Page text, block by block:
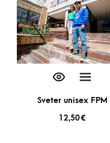
Sveter unisex FPM
12,50€